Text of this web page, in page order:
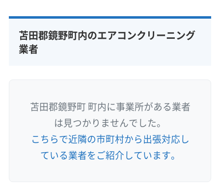
苫田郡鏡野町内のエアコンクリーニング
業者
苫田郡鏡野町 町内に事業所がある業者
は見つかりませんでした。
こちらで近隣の市町村から出張対応し
ている業者をご紹介しています。